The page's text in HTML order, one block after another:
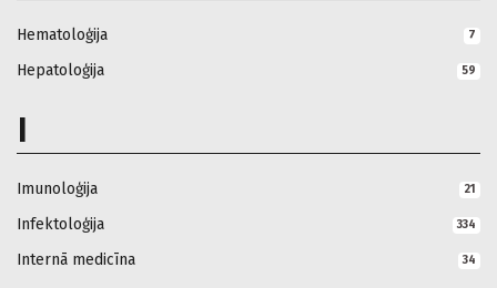
Hematoloģija 7
Hepatoloģija 59
I
Imunoloģija 21
Infektoloģija 334
Internā medicīna 34